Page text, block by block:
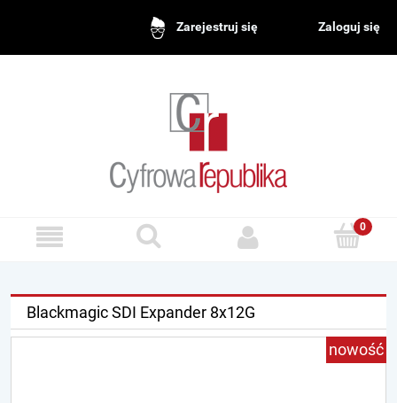
Zarejestruj się Zaloguj się
Blackmagic SDI Expander 8x12G
nowość